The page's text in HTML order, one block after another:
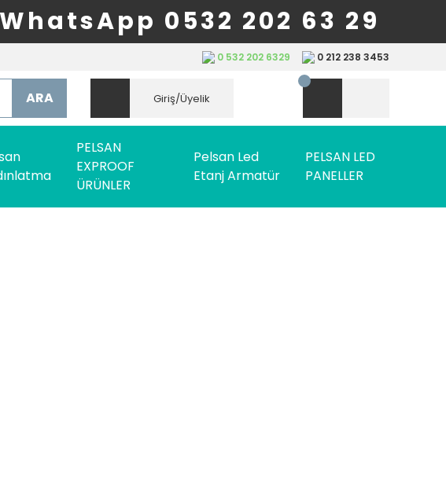
WhatsApp 0532 202 63 29
0 532 202 6329 0 212 238 3453
ARA Giriş/Üyelik
PELSAN
EXPROOF
ÜRÜNLER
Pelsan Led
Etanj Armatür
PELSAN LED
PANELLER